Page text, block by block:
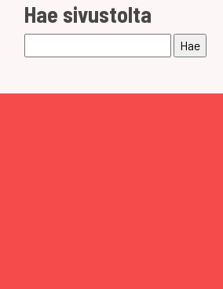
Hae sivustolta